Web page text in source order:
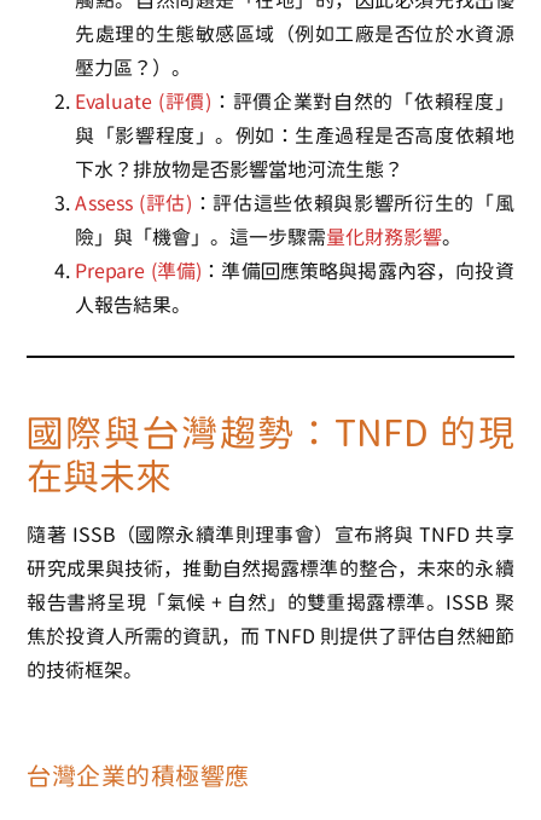
先處理的生態敏感區域（例如工廠是否位於水資源
壓力區？）。
Evaluate (評價) ：評價企業對自然的「依賴程度」
與「影響程度」。例如：生產過程是否高度依賴地
下水？排放物是否影響當地河流生態？
Assess (評估) ：評估這些依賴與影響所衍生的「風
險」與「機會」。這一步驟需量化財務影響。
Prepare (準備) ：準備回應策略與揭露內容，向投資
人報告結果。
國際與台灣趨勢：TNFD 的現
在與未來
隨著 ISSB（國際永續準則理事會）宣布將與 TNFD 共享
研究成果與技術，推動自然揭露標準的整合，未來的永續
報告書將呈現「氣候 + 自然」的雙重揭露標準。ISSB 聚
焦於投資人所需的資訊，而 TNFD 則提供了評估自然細節
的技術框架。
台灣企業的積極響應